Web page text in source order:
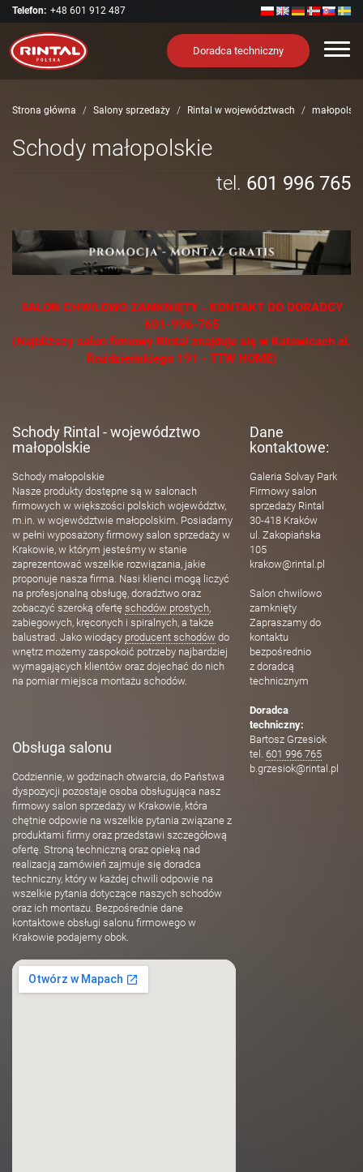
Telefon: +48 601 912 487
Doradca techniczny
Strona główna Salony sprzedaży Rintal w województwach
tel. 601 996 765
Schody małopolskie
SALON CHWILOWO ZAMKNIĘTY - KONTAKT DO DORADCY
601-996-765
(Najbliższy salon firmowy Rintal znajduje się w Katowicach al.
Roździeńskiego 191 - TTW HOME)
Schody Rintal - województwo
małopolskie
Schody małopolskie
Nasze produkty dostępne są w salonach
firmowych w większości polskich województw,
m.in. w województwie małopolskim. Posiadamy
w pełni wyposażony firmowy salon sprzedaży w
Krakowie, w którym jesteśmy w stanie
zaprezentować wszelkie rozwiązania, jakie
proponuje nasza firma. Nasi klienci mogą liczyć
na profesjonalną obsługę, doradztwo oraz
zobaczyć szeroką ofertę schodów prostych
zabiegowych, kręconych i spiralnych, a także
balustrad. Jako wiodący producent schodów do
wnętrz możemy zaspokoić potrzeby najbardziej
wymagających klientów oraz dojechać do nich
na pomiar miejsca montażu schodów.
Obsługa salonu
Codziennie, w godzinach otwarcia, do Państwa
dyspozycji pozostaje osoba obsługująca nasz
firmowy salon sprzedaży w Krakowie, która
chętnie odpowie na wszelkie pytania związane z
produktami firmy oraz przedstawi szczegółową
ofertę. Stroną techniczną oraz opieką nad
realizacją zamówień zajmuje się doradca
techniczny, który w każdej chwili odpowie na
wszelkie pytania dotyczące naszych schodów
oraz ich montażu. Bezpośrednie dane
kontaktowe obsługi salonu firmowego w
Krakowie podajemy obok.
Dane
kontaktowe:
Galeria Solvay Park
Firmowy salon
sprzedaży Rintal
30-418 Kraków
ul. Zakopiańska
105
krakow@rintal.pl
Salon chwilowo
zamknięty
Zapraszamy do
kontaktu
bezpośrednio
z doradcą
technicznym
Doradca
techniczny:
Bartosz Grzesiok
tel. 601 996 765
b.grzesiok@rintal.pl